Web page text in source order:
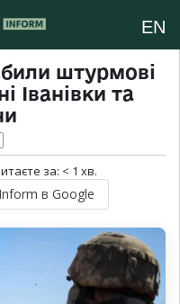
EN
штурмові
Іванівки та
за: < 1 хв.
в Google